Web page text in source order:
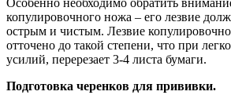
копулировочного ножа – его лезвие
острым и чистым. Лезвие
отточено до такой степени, что при
усилий, перерезает 3-4 листа бумаги.
Подготовка черенков для прививки.